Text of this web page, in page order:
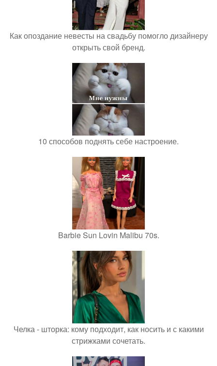
Как опоздание невесты на свадьбу помогло дизайнеру
открыть свой бренд.
10 способов поднять себе настроение.
Barbie Sun Lovin Malibu 70s.
Челка - шторка: кому подходит, как носить и с какими
стрижками сочетать.